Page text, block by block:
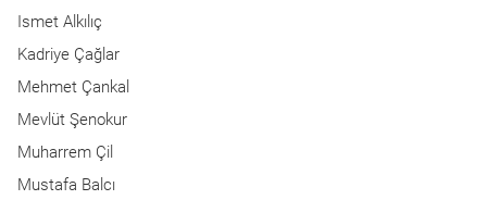
Ismet Alkılıç
Kadriye Çağlar
Mehmet Çankal
Mevlüt Şenokur
Muharrem Çil
Mustafa Balcı